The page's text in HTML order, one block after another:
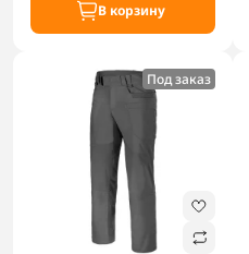
В корзину
Под заказ